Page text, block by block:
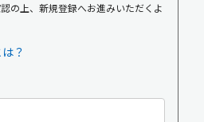
の上、新規登録へお進みいただくよ
？